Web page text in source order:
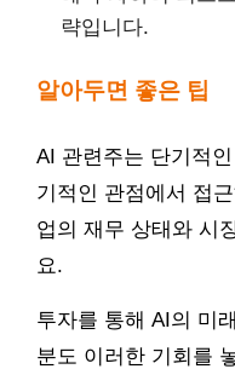
략입니다.
알아두면 좋은 팁
AI 관련주는 단기적
기적인 관점에서 접
업의 재무 상태와 시
요.
투자를 통해 AI의 미
분도 이러한 기회를